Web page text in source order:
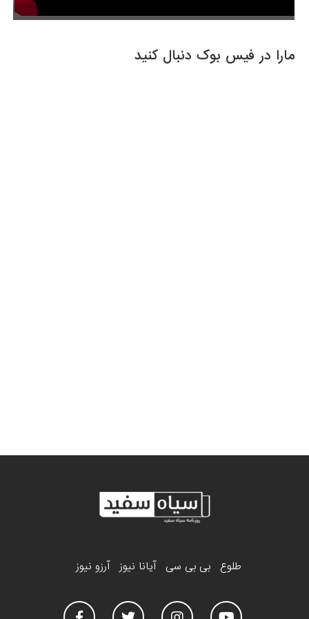
مارا در فیس بوک دنبال کنید
طلوع بی بی سی آیانا نیوز آرزو نیوز